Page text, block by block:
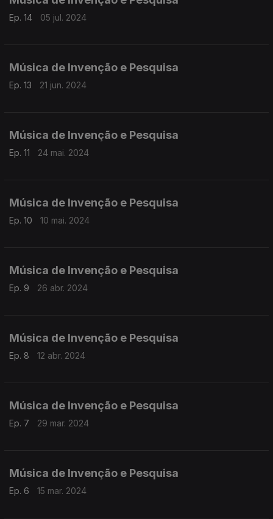
Ep. 14 05 jul. 2024
Música de Invenção e Pesquisa
Ep. 13 21 jun. 2024
Música de Invenção e Pesquisa
Ep. 11 24 mai. 2024
Música de Invenção e Pesquisa
Ep. 10 10 mai. 2024
Música de Invenção e Pesquisa
Ep. 9 26 abr. 2024
Música de Invenção e Pesquisa
Ep. 8 12 abr. 2024
Música de Invenção e Pesquisa
Ep. 7 29 mar. 2024
Música de Invenção e Pesquisa
Ep. 6 15 mar. 2024